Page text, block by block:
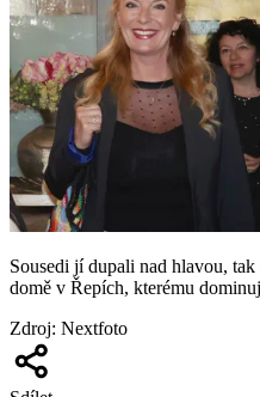
Sousedi jí dupali nad hlavou,
domě v Řepích, kterému
Zdroj: Nextfoto